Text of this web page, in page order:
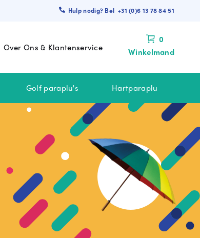
Hulp nodig? Bel +31 (0)6 13 78 84 51
0
Winkelmand
Over Ons & Klantenservice
Golf paraplu's Hartparaplu